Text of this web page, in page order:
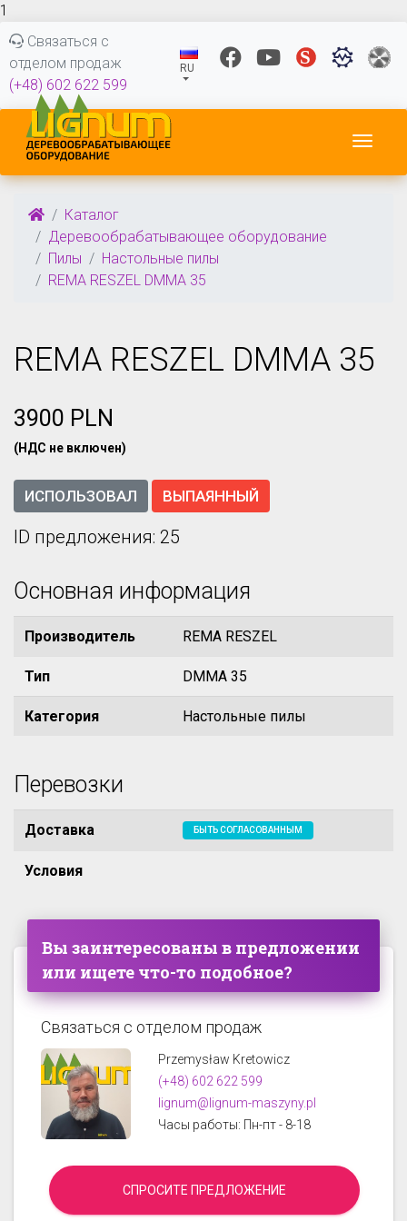
1
Связаться с
отделом продаж
(+48) 602 622 599
RU
Каталог
Деревообрабатывающее оборудование
Пилы
Настольные пилы
REMA RESZEL DMMA 35
REMA RESZEL DMMA 35
3900 PLN
(НДС не включен)
ИСПОЛЬЗОВАЛ ВЫПАЯННЫЙ
ID предложения: 25
Основная информация
Производитель REMA RESZEL
Тип DMMA 35
Категория Настольные пилы
Перевозки
Доставка БЫТЬ СОГЛАСОВАННЫМ
Условия
Вы заинтересованы в предложении
или ищете что-то подобное?
Связаться с отделом продаж
Przemysław Kretowicz
(+48) 602 622 599
lignum@lignum-maszyny.pl
Часы работы: Пн-пт - 8-18
СПРОСИТЕ ПРЕДЛОЖЕНИЕ